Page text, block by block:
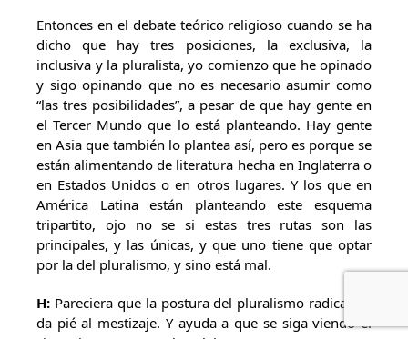
Entonces en el debate teórico religioso cuando se ha
dicho que hay tres posiciones, la exclusiva, la
inclusiva y la pluralista, yo comienzo que he opinado
y sigo opinando que no es necesario asumir como
“las tres posibilidades”, a pesar de que hay gente en
el Tercer Mundo que lo está planteando. Hay gente
en Asia que también lo plantea así, pero es porque se
están alimentando de literatura hecha en Inglaterra o
en Estados Unidos o en otros lugares. Y los que en
América Latina están planteando este esquema
tripartito, ojo no se si estas tres rutas son las
principales, y las únicas, y que uno tiene que optar
por la del pluralismo, y sino está mal.
H: Pareciera que la postura del pluralismo radical no
da pié al mestizaje. Y ayuda a que se siga viendo el